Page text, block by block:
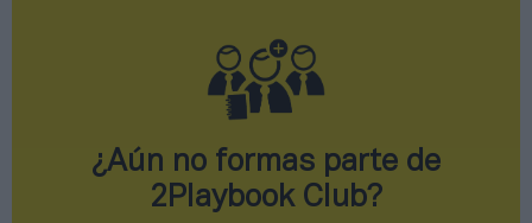
¿Aún no formas parte de
2Playbook Club?